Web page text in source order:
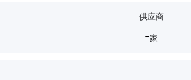
供应商
-家